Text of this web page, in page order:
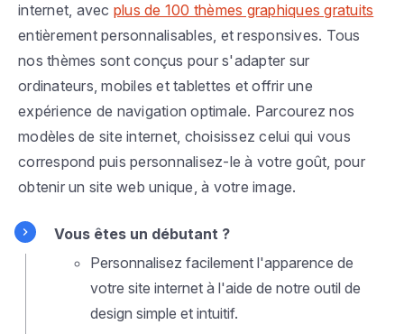
internet, avec plus de 100 thèmes graphiques gratuits
entièrement personnalisables, et responsives. Tous
nos thèmes sont conçus pour s'adapter sur
ordinateurs, mobiles et tablettes et offrir une
expérience de navigation optimale. Parcourez nos
modèles de site internet, choisissez celui qui vous
correspond puis personnalisez-le à votre goût, pour
obtenir un site web unique, à votre image.
Vous êtes un débutant ?
Personnalisez facilement l'apparence de
votre site internet à l'aide de notre outil de
design simple et intuitif.